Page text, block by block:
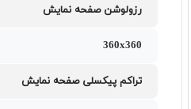
رزولوشن صفحه نمایش
360x360
تراکم پیکسلی صفحه نمایش